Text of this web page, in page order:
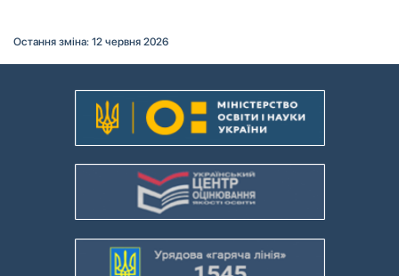
Остання зміна: 12 червня 2026